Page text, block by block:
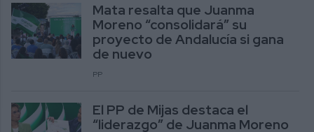
Mata resalta que Juanma
Moreno “consolidará” su
proyecto de Andalucía si gana
de nuevo
PP
El PP de Mijas destaca el
“liderazgo” de Juanma Moreno